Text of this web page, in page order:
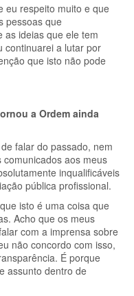
eu respeito muito e que
pessoas que
as ideias que ele tem
continuarei a lutar por
que isto não pode
a Ordem ainda
falar do passado, nem
aos meus
inqualificáveis
pública profissional.
isto é uma coisa que
Acho que os meus
com a imprensa sobre
não concordo com isso,
É porque
assunto dentro de